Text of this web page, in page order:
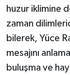
huzur iklimine
zaman
bilerek, Yüce
mesajını
buluşma ve